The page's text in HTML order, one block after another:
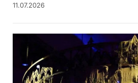
11.07.2026